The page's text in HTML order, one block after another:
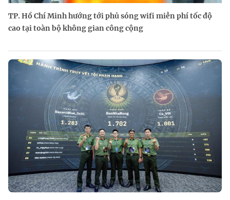
TP. Hồ Chí Minh hướng tới phủ sóng wifi miễn phí tốc độ
cao tại toàn bộ không gian công cộng